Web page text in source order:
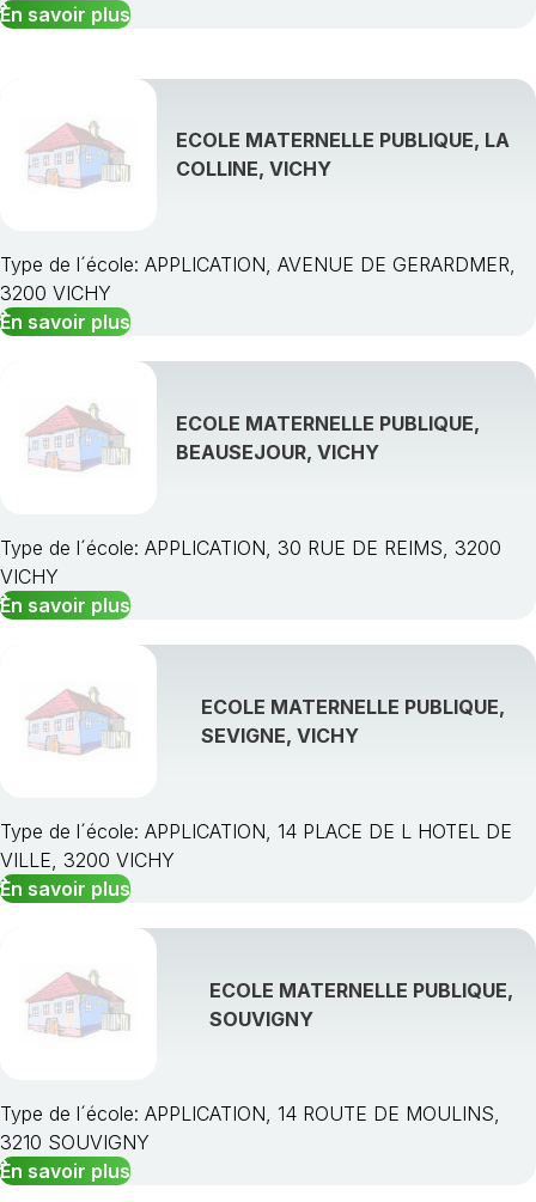
En savoir plus
ECOLE MATERNELLE PUBLIQUE, LA
COLLINE, VICHY
Type de l´école: APPLICATION, AVENUE DE GERARDMER,
3200 VICHY
En savoir plus
ECOLE MATERNELLE PUBLIQUE,
BEAUSEJOUR, VICHY
Type de l´école: APPLICATION, 30 RUE DE REIMS, 3200
VICHY
En savoir plus
ECOLE MATERNELLE PUBLIQUE,
SEVIGNE, VICHY
Type de l´école: APPLICATION, 14 PLACE DE L HOTEL DE
VILLE, 3200 VICHY
En savoir plus
ECOLE MATERNELLE PUBLIQUE,
SOUVIGNY
Type de l´école: APPLICATION, 14 ROUTE DE MOULINS,
3210 SOUVIGNY
En savoir plus